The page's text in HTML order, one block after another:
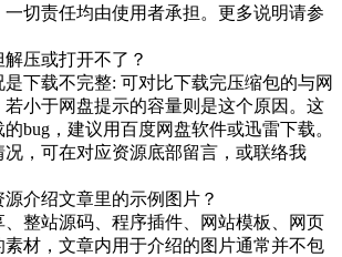
一切责任均由使用者承担。更多说明请参
压或打开不了？
下载不完整: 可对比下载完压缩包的与网
若小于网盘提示的容量则是这个原因。这
bug，建议用百度网盘软件或迅雷下载。
况，可在对应资源底部留言，或联络我
介绍文章里的示例图片？
、整站源码、程序插件、网站模板、网页
素材，文章内用于介绍的图片通常并不包